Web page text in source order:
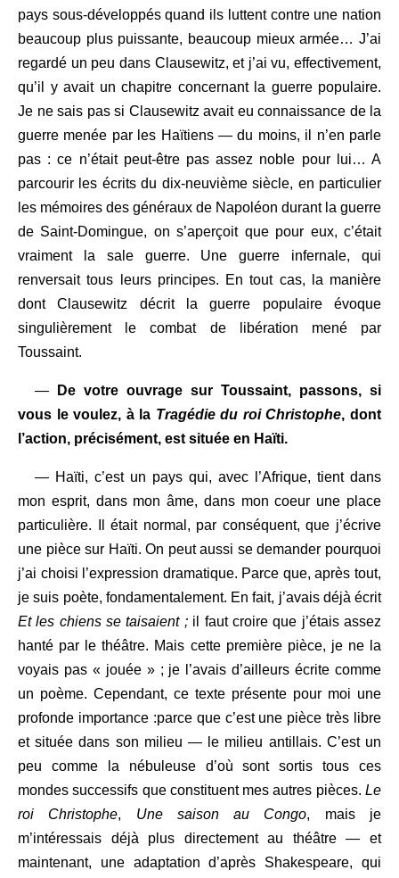
pays sous-développés quand ils luttent contre une nation
beaucoup plus puissante, beaucoup mieux armée… J’ai
regardé un peu dans Clausewitz, et j’ai vu, effectivement,
qu’il y avait un chapitre concernant la guerre populaire.
Je ne sais pas si Clausewitz avait eu connaissance de la
guerre menée par les Haïtiens — du moins, il n’en parle
pas : ce n’était peut-être pas assez noble pour lui… A
parcourir les écrits du dix-neuvième siècle, en particulier
les mémoires des généraux de Napoléon durant la guerre
de Saint-Domingue, on s’aperçoit que pour eux, c’était
vraiment la sale guerre. Une guerre infernale, qui
renversait tous leurs principes. En tout cas, la manière
dont Clausewitz décrit la guerre populaire évoque
singulièrement le combat de libération mené par
Toussaint.
—
De votre ouvrage sur Toussaint, passons, si
vous le voulez, à la Tragédie du roi Christophe, dont
l’action, précisément, est située en Haïti.
— Haïti, c’est un pays qui, avec l’Afrique, tient dans
mon esprit, dans mon âme, dans mon coeur une place
particulière. Il était normal, par conséquent, que j’écrive
une pièce sur Haïti. On peut aussi se demander pourquoi
j’ai choisi l’expression dramatique. Parce que, après tout,
je suis poète, fondamentalement. En fait, j’avais déjà écrit
Et les chiens se taisaient ;il faut croire que j’étais assez
hanté par le théâtre. Mais cette première pièce, je ne la
voyais pas « jouée » ; je l’avais d’ailleurs écrite comme
un poème. Cependant, ce texte présente pour moi une
profonde importance :parce que c’est une pièce très libre
et située dans son milieu — le milieu antillais. C’est un
peu comme la nébuleuse d’où sont sortis tous ces
mondes successifs que constituent mes autres pièces. Le
roi Christophe, Une saison au Congo, mais je
m’intéressais déjà plus directement au théâtre — et
maintenant, une adaptation d’après Shakespeare, qui